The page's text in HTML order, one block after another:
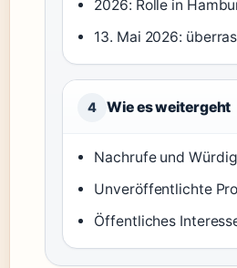
2026: Rolle in
13. Mai 2026:
4 Wie es weitergeht
Nachrufe und
Unveröffentlichte
Öffentliches